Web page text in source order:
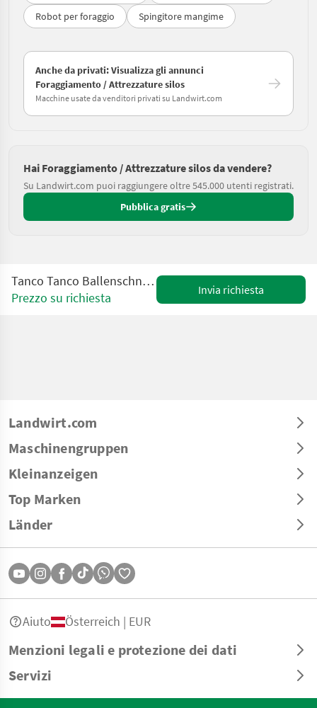
Robot per foraggio
Spingitore mangime
Anche da privati: Visualizza gli annunci
Foraggiamento / Attrezzature silos
Macchine usate da venditori privati su Landwirt.com
Hai Foraggiamento / Attrezzature silos da vendere?
Su Landwirt.com puoi raggiungere oltre 545.000 utenti registrati.
Pubblica gratis
Tanco Tanco Ballenschneidezange I-73 / Pince coupe bal
Prezzo su richiesta
Invia richiesta
Landwirt.com
Maschinengruppen
Kleinanzeigen
Top Marken
Länder
Menzioni legali e protezione dei dati
Servizi
Aiuto Österreich | EUR